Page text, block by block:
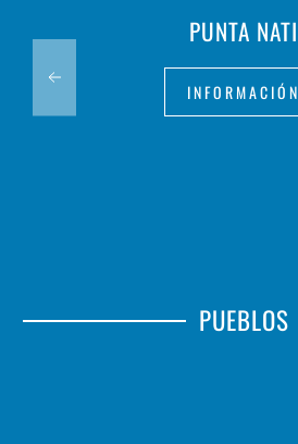
PUNTA NATI
INFORMACIÓN
PUEBLOS